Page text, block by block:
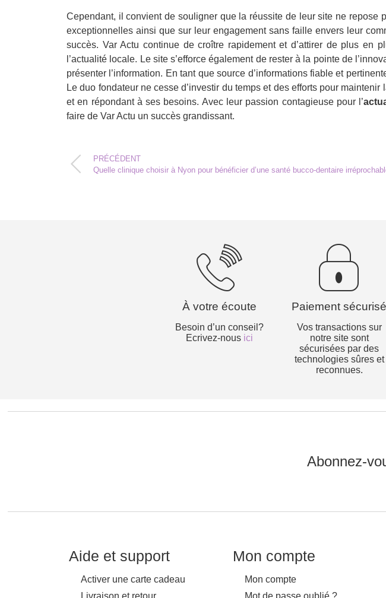
Cependant, il convient de souligner que la réussite de leur site ne
exceptionnelles ainsi que sur leur engagement sans faille envers leur
succès. Var Actu continue de croître rapidement et d’attirer de plus
l’actualité locale. Le site s’efforce également de rester à la pointe de
présenter l’information. En tant que source d’informations fiable et
Le duo fondateur ne cesse d’investir du temps et des efforts pour
et en répondant à ses besoins. Avec leur passion contagieuse pour l’
faire de Var Actu un succès grandissant.
PRÉCÉDENT
Quelle clinique choisir à Nyon pour bénéficier d’une santé bucco-dentaire
À votre écoute
Besoin d’un conseil?
Ecrivez-nous ici
Paiement sécurisé
Vos transactions sur
notre site sont
sécurisées par des
technologies sûres et
reconnues.
Abonnez-
Aide et support
Activer une carte cadeau
Mon compte
Mon compte